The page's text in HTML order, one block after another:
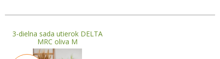
3-dielna sada utierok DELTA
MRC oliva M